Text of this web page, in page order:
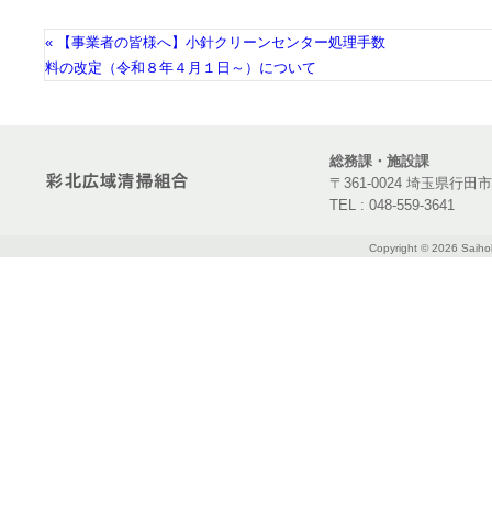
« 【事業者の皆様へ】小針クリーンセンター処理手数
料の改定（令和８年４月１日～）について
総務課・施設課
〒361-0024 埼玉県行田
TEL : 048-559-3641
Copyright ©2026